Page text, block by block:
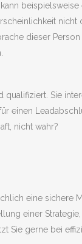
dieser
Sie
einen
nicht wahr?
eine
einer
Sie gerne bei